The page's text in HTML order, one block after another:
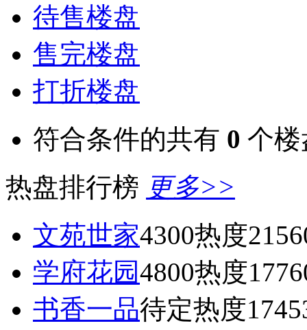
待售楼盘
售完楼盘
打折楼盘
符合条件的共有 0 个楼
热盘排行榜 更多>>
文苑世家4300热度
学府花园4800热度
书香一品待定热度